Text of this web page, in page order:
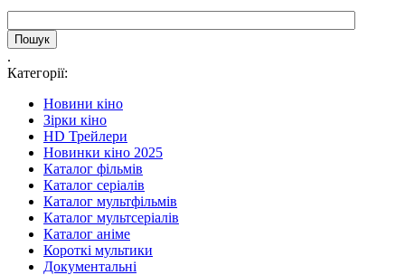
.
Категорії:
Новини кіно
Зірки кіно
HD Трейлери
Новинки кіно 2025
Каталог фільмів
Каталог серіалів
Каталог мультфільмів
Каталог мультсеріалів
Каталог аніме
Короткі мультики
Документальні